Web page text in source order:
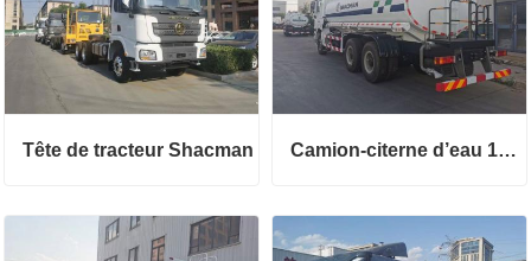
Tête de tracteur Shacman Camion-citerne d’eau 18CBM